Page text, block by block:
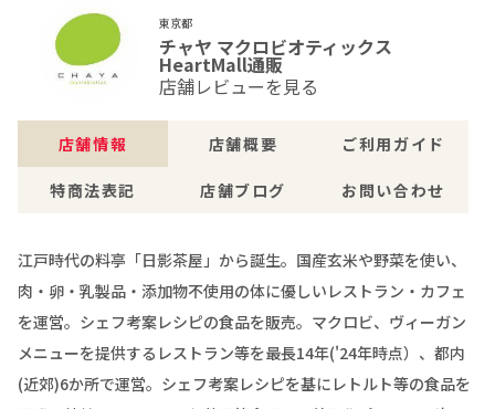
東京都
チャヤ マクロビオティックス
HeartMall通販
店舗レビューを見る
店舗情報 店舗概要 ご利用ガイド
特商法表記 店舗ブログ お問い合わせ
江戸時代の料亭「日影茶屋」から誕生。国産玄米や野菜を使い、
肉・卵・乳製品・添加物不使用の体に優しいレストラン・カフェ
を運営。シェフ考案レシピの食品を販売。マクロビ、ヴィーガン
メニューを提供するレストラン等を最長14年('24年時点）、都内
(近郊)6か所で運営。シェフ考案レシピを基にレトルト等の食品を